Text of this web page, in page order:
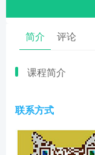
简介 评论
课程简介
联系方式